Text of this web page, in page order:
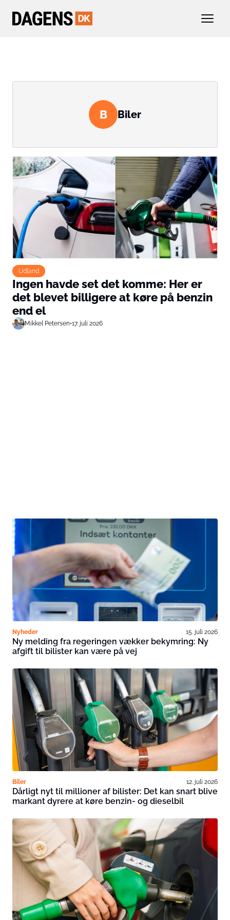
B Biler
Udland
Ingen havde set det komme: Her er
det blevet billigere at køre på benzin
end el
Mikkel Petersen•17. juli 2026
Nyheder 15. juli 2026
Ny melding fra regeringen vækker bekymring: Ny
afgift til bilister kan være på vej
Biler 12. juli 2026
Dårligt nyt til millioner af bilister: Det kan snart blive
markant dyrere at køre benzin- og dieselbil